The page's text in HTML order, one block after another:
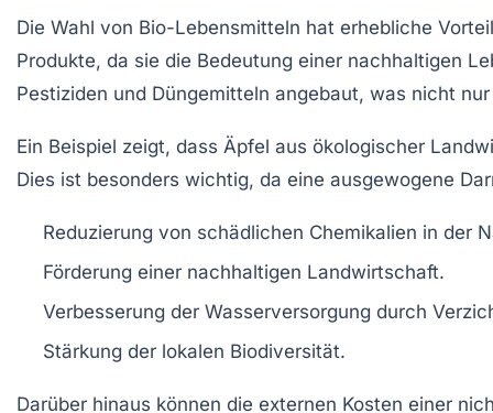
Die Wahl von Bio-Lebensmitteln hat erhebliche
Produkte, da sie die Bedeutung einer nachhaltigen
Pestiziden und Düngemitteln angebaut, was nicht
Ein Beispiel zeigt, dass Äpfel aus ökologischer
Dies ist besonders wichtig, da eine ausgewogene
Reduzierung von schädlichen Chemikalien in der
Förderung einer nachhaltigen Landwirtschaft.
Verbesserung der Wasserversorgung durch
Stärkung der lokalen Biodiversität.
Darüber hinaus können die externen Kosten einer